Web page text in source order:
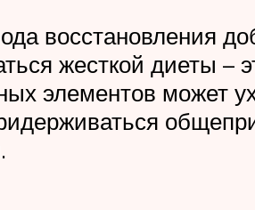
восстановления
жесткой диеты –
элементов может